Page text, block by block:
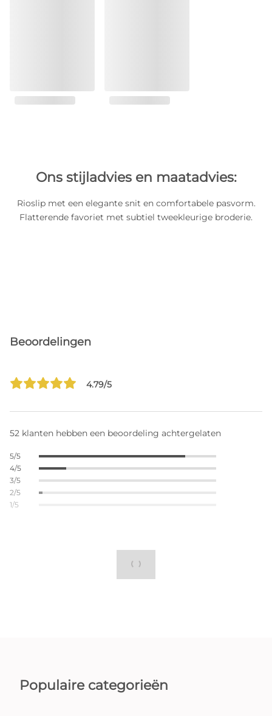
Ons stijladvies en maatadvies:
Rioslip met een elegante snit en comfortabele pasvorm.
Flatterende favoriet met subtiel tweekleurige broderie.
Beoordelingen
4.79/5
52 klanten hebben een beoordeling achtergelaten
5/5
4/5
3/5
2/5
1/5
Populaire categorieën